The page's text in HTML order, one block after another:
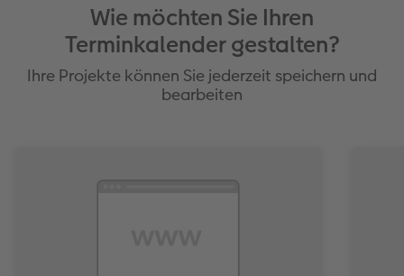
Wie möchten Sie Ihren
Terminkalender gestalten?
Ihre Projekte können Sie jederzeit speichern und
bearbeiten